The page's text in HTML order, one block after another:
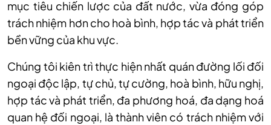
mục tiêu chiến lược của đất nước, vừa đóng góp
trách nhiệm hơn cho hoà bình, hợp tác và phát triển
bền vững của khu vực.
Chúng tôi kiên trì thực hiện nhất quán đường lối đối
ngoại độc lập, tự chủ, tự cường, hoà bình, hữu nghị,
hợp tác và phát triển, đa phương hoá, đa dạng hoá
quan hệ đối ngoại, là thành viên có trách nhiệm với